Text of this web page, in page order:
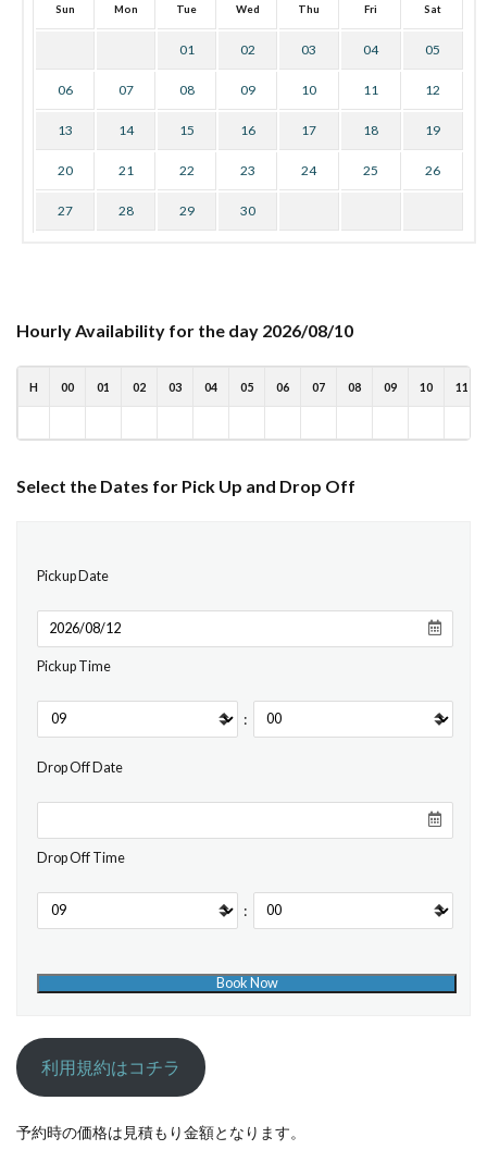
Sun Mon Tue Wed Thu Fri Sat
01 02 03 04 05
06 07 08 09 10 11 12
13 14 15 16 17 18 19
20 21 22 23 24 25 26
27 28 29 30
Hourly Availability for the day 2026/08/10
H 00 01 02 03 04 05 06 07 08 09 10 11
Select the Dates for Pick Up and Drop Off
Pickup Date
Pickup Time
:
Drop Off Date
Drop Off Time
:
利用規約はコチラ
予約時の価格は見積もり金額となります。